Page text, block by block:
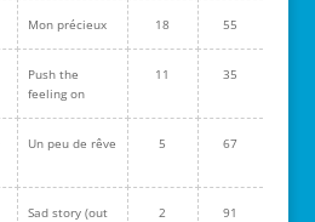
Mon précieux 18 55
Push the
feeling on
11 35
Un peu de rêve 5 67
Sad story (out
2 91